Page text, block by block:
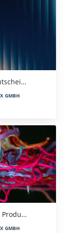
GMBH
Produ…
GMBH